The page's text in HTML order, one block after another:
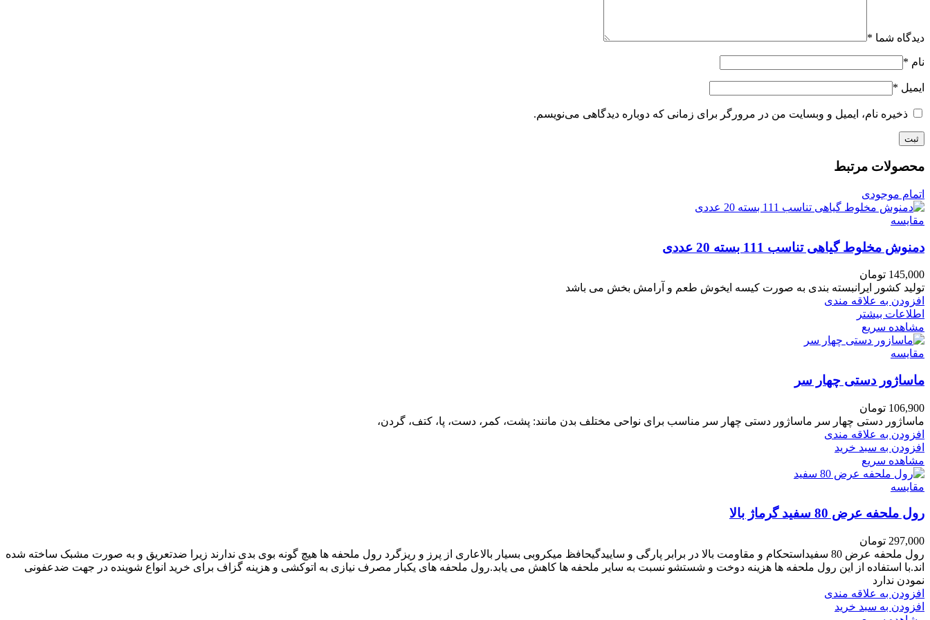
دیدگاه شما *
نام *
ایمیل *
ذخیره نام، ایمیل و وبسایت من در مرورگر برای زمانی که دوباره دیدگاهی می‌نویسم.
محصولات مرتبط
اتمام موجودی
مقایسه
دمنوش مخلوط گیاهی تناسب 111 بسته 20 عددی
145,000 تومان
تولید کشور ایرانبسته بندی به صورت کیسه ایخوش طعم و آرامش بخش می باشد
افزودن به علاقه مندی
اطلاعات بیشتر
مشاهده سریع
مقایسه
ماساژور دستی چهار سر
106,900 تومان
ماساژور دستی چهار سر ماساژور دستی چهار سر مناسب برای نواحی مختلف بدن مانند: پشت، کمر، دست، پا، کتف، گردن،
افزودن به علاقه مندی
افزودن به سبد خرید
مشاهده سریع
مقایسه
رول ملحفه عرض 80 سفید گرماژ بالا
297,000 تومان
رول ملحفه عرض 80 سفیداستحکام و مقاومت بالا در برابر پارگی و ساییدگیحافظ میکروبی بسیار بالاعاری از پرز و ریزگرد
رول ملحفه ها هیچ گونه بوی بدی ندارند زیرا ضدتعریق و به صورت مشبک ساخته شده
اند.با استفاده از این رول ملحفه ها هزینه دوخت و شستشو نسبت به سایر ملحفه ها کاهش می یابد.رول ملحفه های یکبار مصرف نیازی به اتوکشی و هزینه گزاف برای خرید انواع شوینده در جهت ضدعفونی
نمودن ندارد
افزودن به علاقه مندی
افزودن به سبد خرید